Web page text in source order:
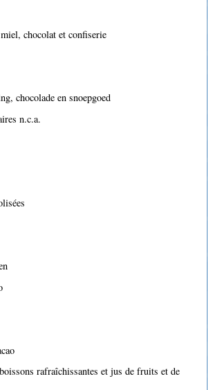
chocolat et confiserie
chocolade en snoepgoed
n.c.a.
rafraîchissantes et jus de fruits et de